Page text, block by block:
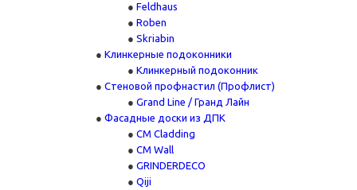
Feldhaus
Roben
Skriabin
Клинкерные подоконники
Клинкерный подоконник
Стеновой профнастил (Профлист)
Grand Line / Гранд Лайн
Фасадные доски из ДПК
CM Cladding
CM Wall
GRINDERDECO
Qiji